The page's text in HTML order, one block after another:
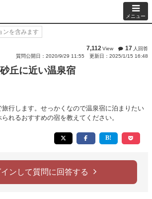
メニュー
ンを含みます
7,112View 17 人回答
質問公開日：2020/9/29 11:55
更新日：2025/1/15 16:48
丘に近い温泉宿
行します。せっかくなので温泉宿に泊まりたい
れるおすすめの宿を教えてください。
インして質問に回答する